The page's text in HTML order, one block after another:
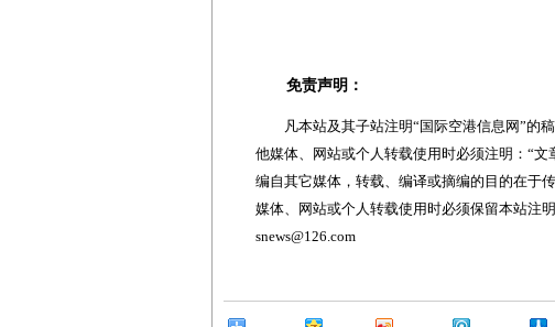
免责声明：
凡本站及其子站注明“国际空港信息网”的稿
他媒体、网站或个人转载使用时必须注明：“
编自其它媒体，转载、编译或摘编的目的在于
媒体、网站或个人转载使用时必须保留本站注
snews@126.com